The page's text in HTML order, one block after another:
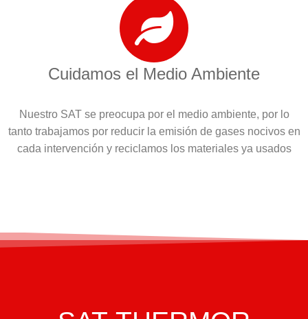
Cuidamos el Medio Ambiente
Nuestro SAT se preocupa por el medio ambiente, por lo
tanto trabajamos por reducir la emisión de gases nocivos en
cada intervención y reciclamos los materiales ya usados